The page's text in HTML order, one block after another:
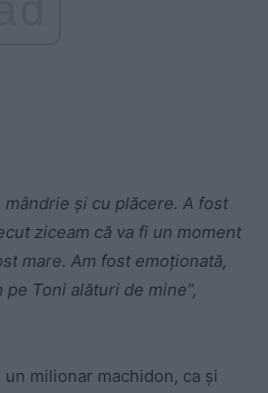
și cu plăcere. A fost
ziceam că va fi un moment
mare. Am fost emoționată,
Toni alături de mine”,
milionar machidon, ca și